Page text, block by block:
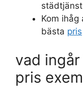
städtjänst
Kom
bästa pris
vad
pris